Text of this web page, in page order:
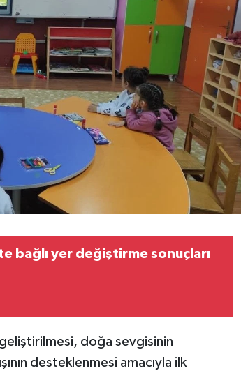
bağlı yer değiştirme sonuçları
doğa sevgisinin
desteklenmesi amacıyla ilk